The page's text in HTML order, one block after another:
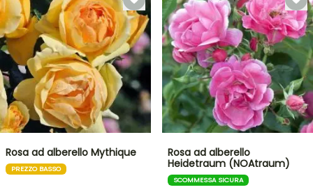
Rosa ad alberello Mythique
PREZZO BASSO
Rosa ad alberello
Heidetraum (NOAtraum)
SCOMMESSA SICURA